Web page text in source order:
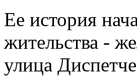
Ее история
жительства -
улица